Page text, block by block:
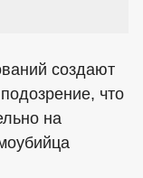
создают
что
на